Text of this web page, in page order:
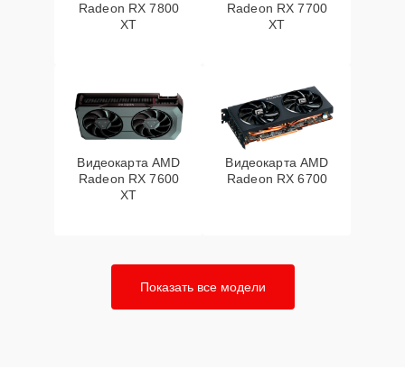
Radeon RX 7800
XT
Radeon RX 7700
XT
Видеокарта AMD
Radeon RX 7600
XT
Видеокарта AMD
Radeon RX 6700
Показать все модели